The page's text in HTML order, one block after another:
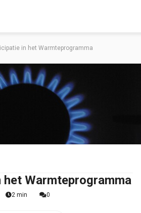
in het Warmteprogramma
Warmteprogramma
2 min 0